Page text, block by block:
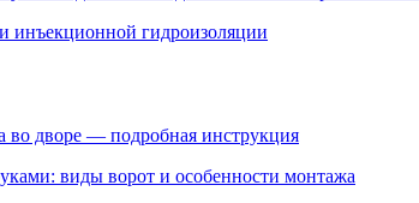
инъекционной гидроизоляции
во дворе — подробная инструкция
виды ворот и особенности монтажа